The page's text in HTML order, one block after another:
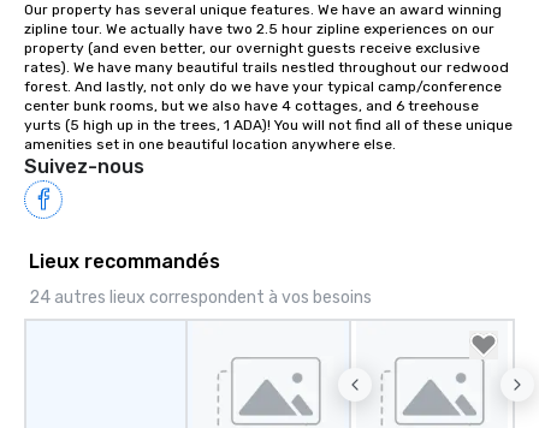
Our property has several unique features. We have an award winning
zipline tour. We actually have two 2.5 hour zipline experiences on our
property (and even better, our overnight guests receive exclusive
rates). We have many beautiful trails nestled throughout our redwood
forest. And lastly, not only do we have your typical camp/conference
center bunk rooms, but we also have 4 cottages, and 6 treehouse
yurts (5 high up in the trees, 1 ADA)! You will not find all of these unique
amenities set in one beautiful location anywhere else.
Suivez-nous
Lieux recommandés
24 autres lieux correspondent à vos besoins